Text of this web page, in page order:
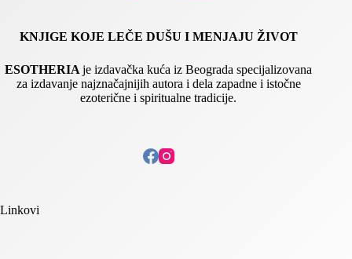
KNJIGE KOJE LEČE DUŠU I MENJAJU ŽIVOT
ESOTHERIAje izdavačka kuća iz Beograda specijalizovana
za izdavanje najznačajnijih autora i dela zapadne i istočne
ezoterične i spiritualne tradicije.
Linkovi